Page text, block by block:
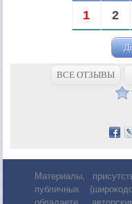
1 2
ВСЕ ОТЗЫВЫ
Материалы,
публичных